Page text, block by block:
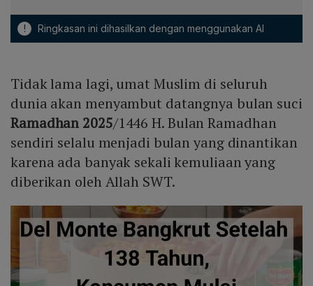
! Ringkasan ini dihasilkan dengan menggunakan AI
Tidak lama lagi, umat Muslim di seluruh
dunia akan menyambut datangnya bulan suci
Ramadhan 2025/1446 H. Bulan Ramadhan
sendiri selalu menjadi bulan yang dinantikan
karena ada banyak sekali kemuliaan yang
diberikan oleh Allah SWT.